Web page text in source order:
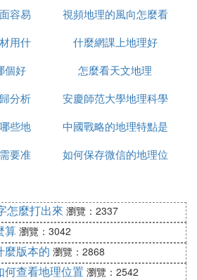
中考abcd分別是多少分
數。市教育局要求各等級所佔比
遍推行地理和生物中考，而且是
開始初二的地理生物中考。滿分
。
優，良，及格和不及格，如果滿
話，那麼A=30分以上（地
），B=25分以上（地理）28分
分以上（地理）24分以上（生
地理）24分以下（生物）。
等級什麼意思
數據分析
容易
視頻地理的風向怎麼看
用什
什麼網課上地理好
個好
怎麼看天文地理
分析
麼
安慶師范大學地理科學
專業屬於哪個學院
些地
中國戰略的地理特點是
什麼
要准
如何保存微信的地理位
怎麼打出來 瀏覽：2337
算 瀏覽：3042
麼版本的 瀏覽：2868
何查看地理位置 瀏覽：2542